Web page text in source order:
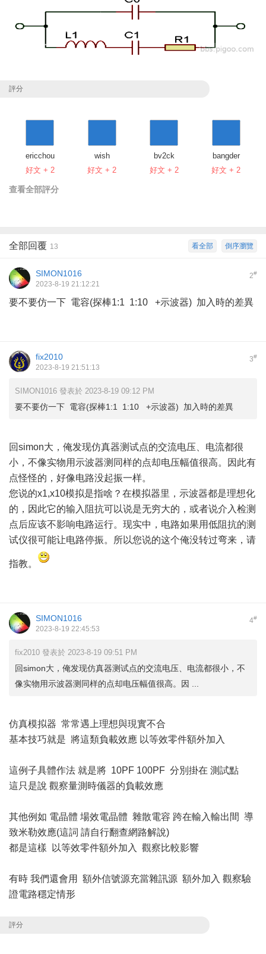
評分
ericchou
好文 + 2
wish
好文 + 2
bv2ck
好文 + 2
bangder
好文 + 2
查看全部評分
倒序瀏覽
看全部
全部回覆 13
2#
SIMON1016
2023-8-19 21:12:21
要不要仿一下 電容(探棒1:1 1:10 +示波器) 加入時的差異
3#
fix2010
2023-8-19 21:51:13
SIMON1016 發表於 2023-8-19 09:12 PM
要不要仿一下 電容(探棒1:1 1:10 +示波器) 加入時的差異
回simon大，俺发现仿真器测试点的交流电压、电流都很
小，不像实物用示波器测同样的点却电压幅值很高。因此有
点怪怪的，好像电路没起振一样。
您说的x1,x10模拟是指啥？在模拟器里，示波器都是理想化
的，因此它的输入阻抗可以说是无穷大的，或者说介入检测
点后应该不影响电路运行。现实中，电路如果用低阻抗的测
试仪很可能让电路停振。所以您说的这个俺没转过弯来，请
指教。
4#
SIMON1016
2023-8-19 22:45:53
fix2010 發表於 2023-8-19 09:51 PM
回simon大，俺发现仿真器测试点的交流电压、电流都很小，不
像实物用示波器测同样的点却电压幅值很高。因 ...
仿真模拟器 常常遇上理想與現實不合
基本技巧就是 將這類負載效應 以等效零件額外加入
這例子具體作法 就是將 10PF 100PF 分別掛在 測試點
這只是說 觀察量測時儀器的負載效應
其他例如 電晶體 場效電晶體 雜散電容 跨在輸入輸出間 導
致米勒效應(這詞 請自行翻查網路解說)
都是這樣 以等效零件額外加入 觀察比較影響
有時 我們還會用 額外信號源充當雜訊源 額外加入 觀察驗
證電路穩定情形
評分